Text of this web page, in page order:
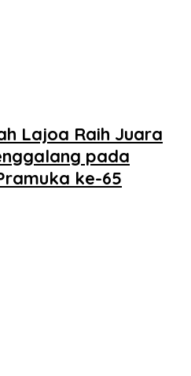
Lajoa Raih Juara
pada
ke-65